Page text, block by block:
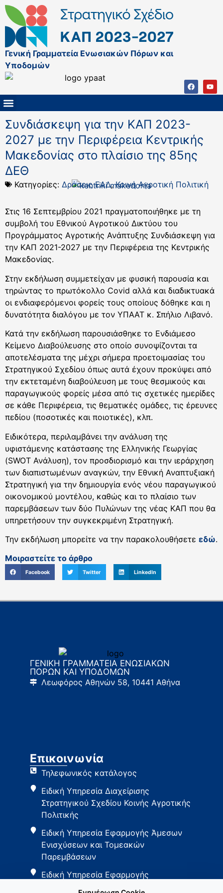
Γενική Γραμματεία Ενωσιακών Πόρων και
Υποδομών
Συνδιάσκεψη για την ΚΑΠ 2023-
2027 με την Περιφέρεια Κεντρικής
Μακεδονίας στο πλαίσιο της 85ης
ΔΕΘ
Κατηγορίες: Δράσεις ΕΑΔ,Κοινή Αγροτική Πολιτική
Στις 16 Σεπτεμβρίου 2021 πραγματοποιήθηκε με τη
συμβολή του Εθνικού Αγροτικού Δικτύου του
Προγράμματος Αγροτικής Ανάπτυξης Συνδιάσκεψη για
την ΚΑΠ 2021-2027 με την Περιφέρεια της Κεντρικής
Μακεδονίας.
Στην εκδήλωση συμμετείχαν με φυσική παρουσία και
τηρώντας το πρωτόκολλο Covid αλλά και διαδικτυακά
οι ενδιαφερόμενοι φορείς τους οποίους δόθηκε και η
δυνατότητα διαλόγου με τον ΥΠΑΑΤ κ. Σπήλιο Λιβανό.
Κατά την εκδήλωση παρουσιάσθηκε το Ενδιάμεσο
Κείμενο Διαβούλευσης στο οποίο συνοψίζονται τα
αποτελέσματα της μέχρι σήμερα προετοιμασίας του
Στρατηγικού Σχεδίου όπως αυτά έχουν προκύψει από
την εκτεταμένη διαβούλευση με τους θεσμικούς και
παραγωγικούς φορείς μέσα από τις σχετικές ημερίδες
σε κάθε Περιφέρεια, τις θεματικές ομάδες, τις έρευνες
πεδίου (ποσοτικές και ποιοτικές), κλπ.
Ειδικότερα, περιλαμβάνει την ανάλυση της
υφιστάμενης κατάστασης της Ελληνικής Γεωργίας
(SWOT Ανάλυση), τον προσδιορισμό και την ιεράρχηση
των διαπιστωμένων αναγκών, την Εθνική Αναπτυξιακή
Στρατηγική για την δημιουργία ενός νέου παραγωγικού
οικονομικού μοντέλου, καθώς και το πλαίσιο των
παρεμβάσεων των δύο Πυλώνων της νέας ΚΑΠ που θα
υπηρετήσουν την συγκεκριμένη Στρατηγική.
Την εκδήλωση μπορείτε να την παρακολουθήσετε εδώ.
Μοιραστείτε το άρθρο
Facebook Twitter LinkedIn
ΓΕΝΙΚΗ ΓΡΑΜΜΑΤΕΙΑ ΕΝΩΣΙΑΚΩΝ
ΠΟΡΩΝ ΚΑΙ ΥΠΟΔΟΜΩΝ
Λεωφόρος Αθηνών 58, 10441 Αθήνα
Επικοινωνία
Τηλεφωνικός κατάλογος
Ειδική Υπηρεσία Διαχείρισης
Στρατηγικού Σχεδίου Κοινής Αγροτικής
Πολιτικής
Ειδική Υπηρεσία Εφαρμογής Άμεσων
Ενισχύσεων και Τομεακών
Παρεμβάσεων
Ειδική Υπηρεσία Εφαρμογής